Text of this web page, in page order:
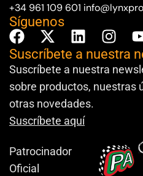
+34 961 109 601
Síguenos
Suscríbete a nuestra
Suscríbete a nuestra
sobre productos, nuestras
otras novedades.
Suscríbete aquí
Patrocinador
Oficial